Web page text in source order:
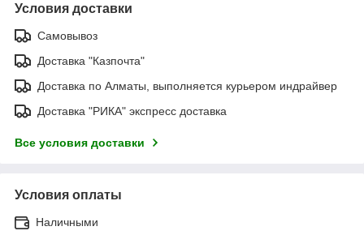
Условия доставки
Самовывоз
Доставка "Казпочта"
Доставка по Алматы, выполняется курьером индрайвер
Доставка "РИКА" экспресс доставка
Все условия доставки
Условия оплаты
Наличными